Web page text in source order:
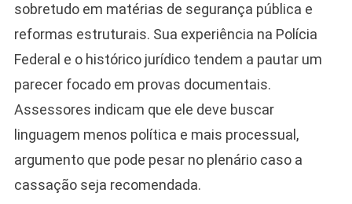
sobretudo em matérias de segurança pública e
reformas estruturais. Sua experiência na Polícia
Federal e o histórico jurídico tendem a pautar um
parecer focado em provas documentais.
Assessores indicam que ele deve buscar
linguagem menos política e mais processual,
argumento que pode pesar no plenário caso a
cassação seja recomendada.